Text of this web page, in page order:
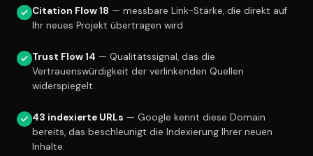
Citation Flow 18 — messbare Link-Stärke, die direkt auf
Ihr neues Projekt übertragen wird.
Trust Flow 14 — Qualitätssignal, das die
Vertrauenswürdigkeit der verlinkenden Quellen
widerspiegelt.
43 indexierte URLs — Google kennt diese Domain
bereits, das beschleunigt die Indexierung Ihrer neuen
Inhalte.